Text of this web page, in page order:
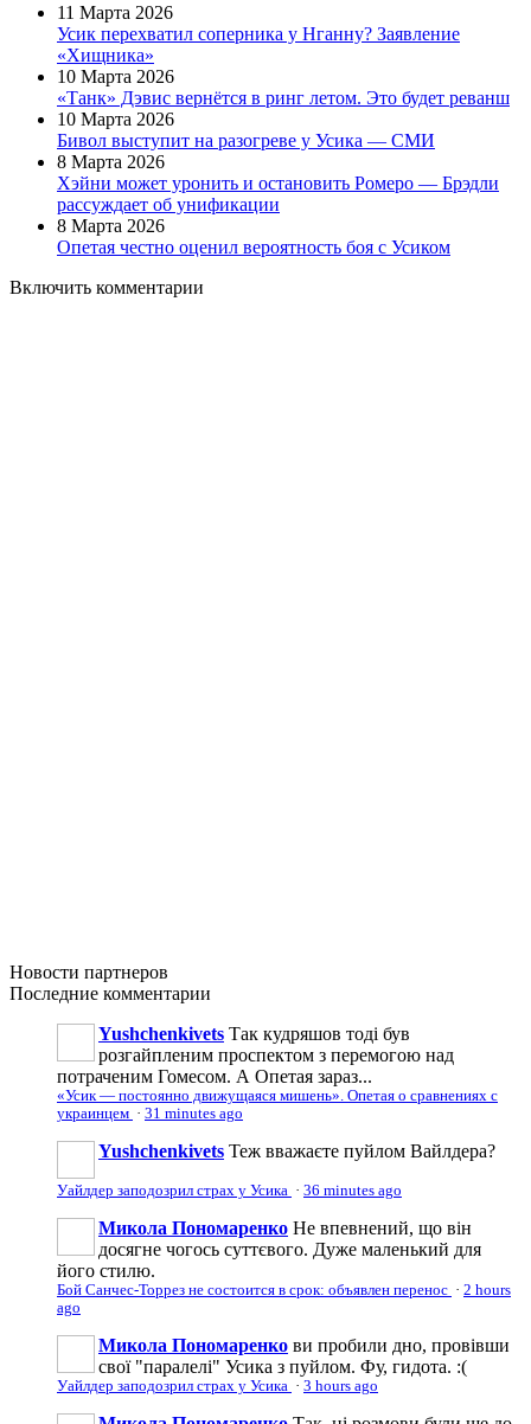
11 Марта 2026
Усик перехватил соперника у Нганну? Заявление
«Хищника»
10 Марта 2026
«Танк» Дэвис вернётся в ринг летом. Это будет реванш
10 Марта 2026
Бивол выступит на разогреве у Усика — СМИ
8 Марта 2026
Хэйни может уронить и остановить Ромеро — Брэдли
рассуждает об унификации
8 Марта 2026
Опетая честно оценил вероятность боя с Усиком
Включить комментарии
Новости партнеров
Последние комментарии
Yushchenkivets Так кудряшов тоді був
розгайпленим проспектом з перемогою над
потраченим Гомесом. А Опетая зараз...
«Усик — постоянно движущаяся мишень». Опетая о сравнениях с
украинцем · 31 minutes ago
Yushchenkivets Теж вважаєте пуйлом Вайлдера?
Уайлдер заподозрил страх у Усика · 36 minutes ago
Микола Пономаренко Не впевнений, що він
досягне чогось суттєвого. Дуже маленький для
його стилю.
Бой Санчес-Торрез не состоится в срок: объявлен перенос · 2 hours
ago
Микола Пономаренко ви пробили дно, провівши
свої "паралелі" Усика з пуйлом. Фу, гидота. :(
Уайлдер заподозрил страх у Усика · 3 hours ago